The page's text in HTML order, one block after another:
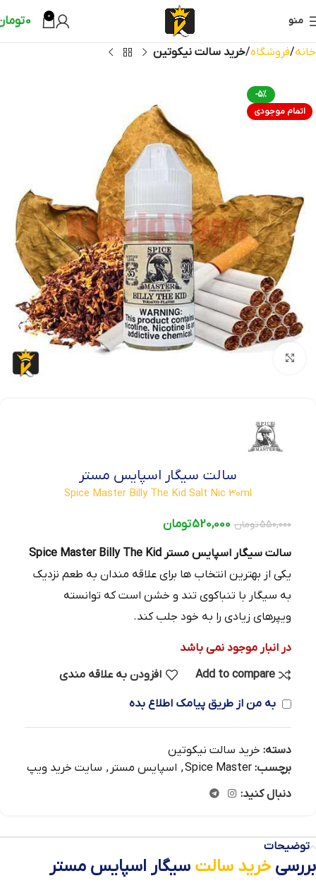
منو 0
0
خانه فروشگاه خرید سالت نیکوتین
-5%
اتمام موجودی
سالت سیگار اسپایس مستر
Spice Master Billy The Kid Salt Nic 30ml
550,000تومان 520,000تومان
سالت سیگار اسپایس مستر Spice Master Billy The Kid
یکی از بهترین انتخاب‌ ها برای علاقه‌ مندان به طعم نزدیک
به سیگار با تنباکوی تند و خشن است که توانسته
ویپرهای زیادی را به خود جلب کند.
در انبار موجود نمی باشد
Add to compare
افزودن به علاقه مندی
به من از طریق پیامک اطلاع بده
دسته: خرید سالت نیکوتین
برچسب: Spice Master
, اسپایس مستر , سایت خرید ویپ
دنبال کنید:
توضیحات
بررسیخرید سالت سیگار اسپایس مستر